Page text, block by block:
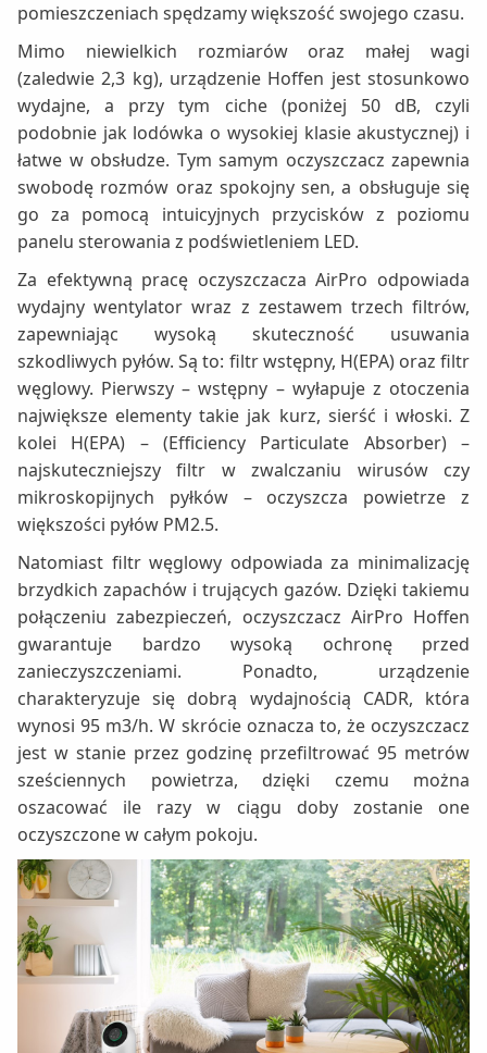
pomieszczeniach spędzamy większość swojego czasu.
Mimo niewielkich rozmiarów oraz małej wagi
(zaledwie 2,3 kg), urządzenie Hoffen jest stosunkowo
wydajne, a przy tym ciche (poniżej 50 dB, czyli
podobnie jak lodówka o wysokiej klasie akustycznej) i
łatwe w obsłudze. Tym samym oczyszczacz zapewnia
swobodę rozmów oraz spokojny sen, a obsługuje się
go za pomocą intuicyjnych przycisków z poziomu
panelu sterowania z podświetleniem LED.
Za efektywną pracę oczyszczacza AirPro odpowiada
wydajny wentylator wraz z zestawem trzech filtrów,
zapewniając wysoką skuteczność usuwania
szkodliwych pyłów. Są to: filtr wstępny, H(EPA) oraz filtr
węglowy. Pierwszy – wstępny – wyłapuje z otoczenia
największe elementy takie jak kurz, sierść i włoski. Z
kolei H(EPA) – (Efficiency Particulate Absorber) –
najskuteczniejszy filtr w zwalczaniu wirusów czy
mikroskopijnych pyłków – oczyszcza powietrze z
większości pyłów PM2.5.
Natomiast filtr węglowy odpowiada za minimalizację
brzydkich zapachów i trujących gazów. Dzięki takiemu
połączeniu zabezpieczeń, oczyszczacz AirPro Hoffen
gwarantuje bardzo wysoką ochronę przed
zanieczyszczeniami. Ponadto, urządzenie
charakteryzuje się dobrą wydajnością CADR, która
wynosi 95 m3/h. W skrócie oznacza to, że oczyszczacz
jest w stanie przez godzinę przefiltrować 95 metrów
sześciennych powietrza, dzięki czemu można
oszacować ile razy w ciągu doby zostanie one
oczyszczone w całym pokoju.